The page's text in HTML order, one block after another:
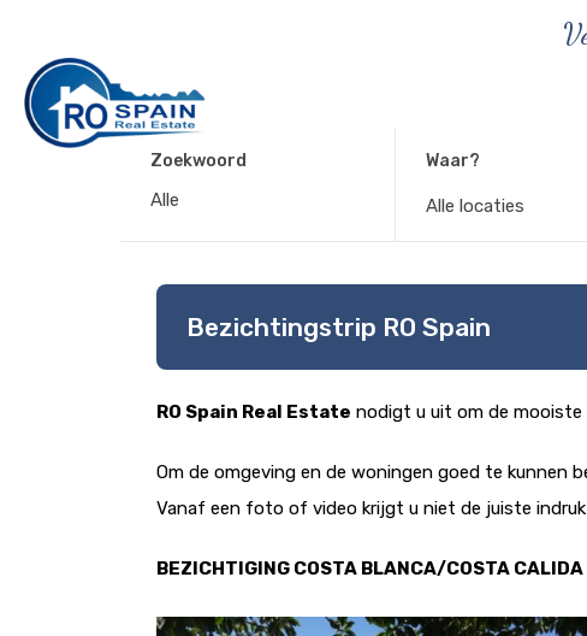
Zoekwoord Waar?
Alle locaties
Bezichtingstrip RO Spain
RO Spain Real Estate nodigt u uit om de mooiste
Om de omgeving en de woningen goed te kunnen
Vanaf een foto of video krijgt u niet de juiste indruk
BEZICHTIGING COSTA BLANCA/COSTA CALIDA